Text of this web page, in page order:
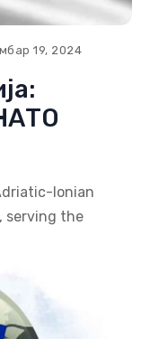
19, 2024
Ionian
serving the